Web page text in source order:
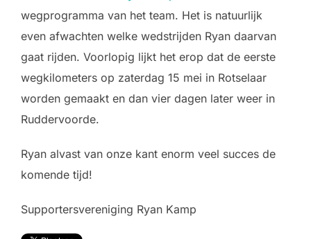
wegprogramma van het team. Het is natuurlijk
even afwachten welke wedstrijden Ryan daarvan
gaat rijden. Voorlopig lijkt het erop dat de eerste
wegkilometers op zaterdag 15 mei in Rotselaar
worden gemaakt en dan vier dagen later weer in
Ruddervoorde.
Ryan alvast van onze kant enorm veel succes de
komende tijd!
Supportersvereniging Ryan Kamp